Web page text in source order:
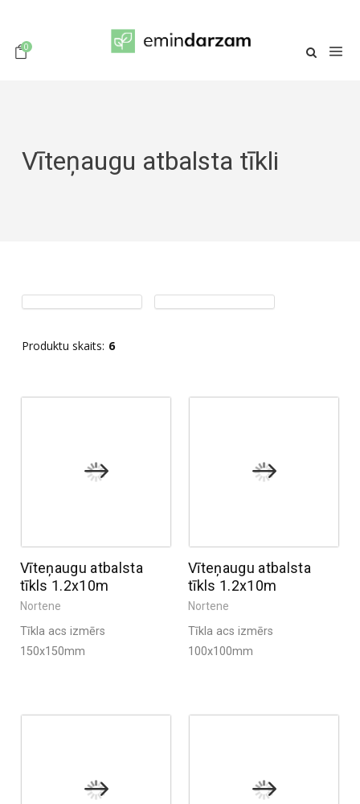
0
Vīteņaugu atbalsta tīkli
Produktu skaits: 6
Vīteņaugu atbalsta
tīkls 1.2x10m
Nortene
Tīkla acs izmērs
150x150mm
Vīteņaugu atbalsta
tīkls 1.2x10m
Nortene
Tīkla acs izmērs
100x100mm